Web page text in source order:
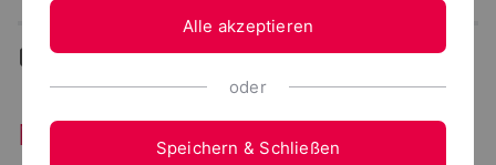
... News
Neuigkeiten aus dem Fachbereich
Alle akzeptieren
oder
Speichern & Schließen